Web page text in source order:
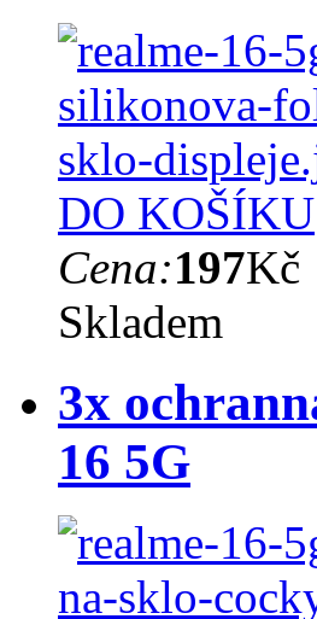
DO KOŠÍKU
Cena:197Kč
Skladem
3x
16 5G